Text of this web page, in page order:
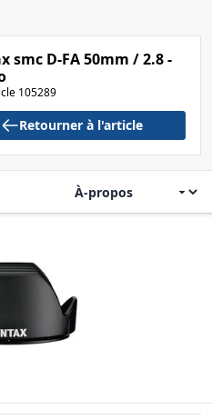
smc D-FA 50mm / 2.8 -
105289
Retourner à l'article